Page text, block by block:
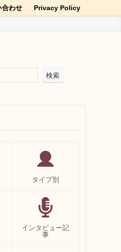
合わせ Privacy Policy
検索
タイプ別
インタビュー記
事